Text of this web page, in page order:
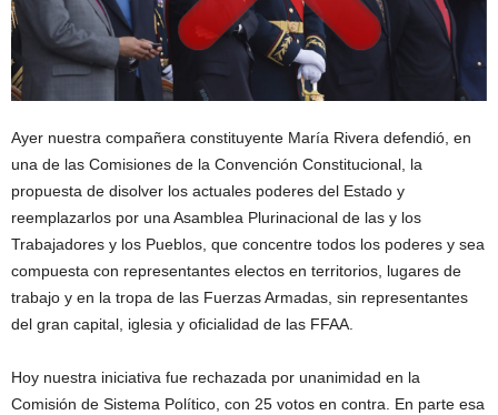
Ayer nuestra compañera constituyente María Rivera defendió, en
una de las Comisiones de la Convención Constitucional, la
propuesta de disolver los actuales poderes del Estado y
reemplazarlos por una Asamblea Plurinacional de las y los
Trabajadores y los Pueblos, que concentre todos los poderes y sea
compuesta con representantes electos en territorios, lugares de
trabajo y en la tropa de las Fuerzas Armadas, sin representantes
del gran capital, iglesia y oficialidad de las FFAA.
Hoy nuestra iniciativa fue rechazada por unanimidad en la
Comisión de Sistema Político, con 25 votos en contra. En parte esa